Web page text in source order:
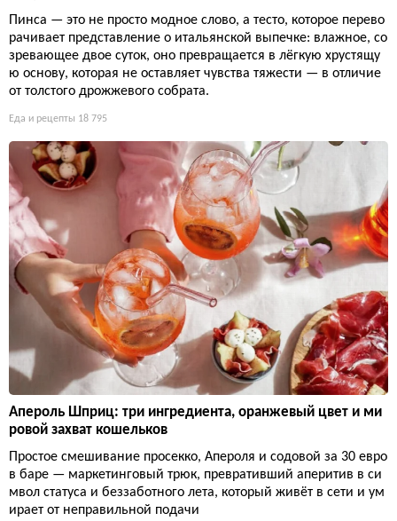
Пинса — это не просто модное слово, а тесто, которое перево
рачивает представление о итальянской выпечке: влажное, со
зревающее двое суток, оно превращается в лёгкую хрустящу
ю основу, которая не оставляет чувства тяжести — в отличие
от толстого дрожжевого собрата.
Еда и рецепты 18 795
Апероль Шприц: три ингредиента, оранжевый цвет и ми
ровой захват кошельков
Простое смешивание просекко, Апероля и содовой за 30 евро
в баре — маркетинговый трюк, превративший аперитив в си
мвол статуса и беззаботного лета, который живёт в сети и ум
ирает от неправильной подачи